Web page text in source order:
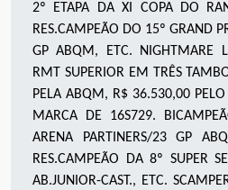
2º ETAPA DA XI COPA DO
RES.CAMPEÃO DO 15º GRAND
GP ABQM, ETC. NIGHTMARE
RMT SUPERIOR EM TRÊS
PELA ABQM, R$ 36.530,00 PELO
MARCA DE 16S729.
ARENA PARTINERS/23 GP
RES.CAMPEÃO DA 8º SUPER
AB.JUNIOR-CAST., ETC.